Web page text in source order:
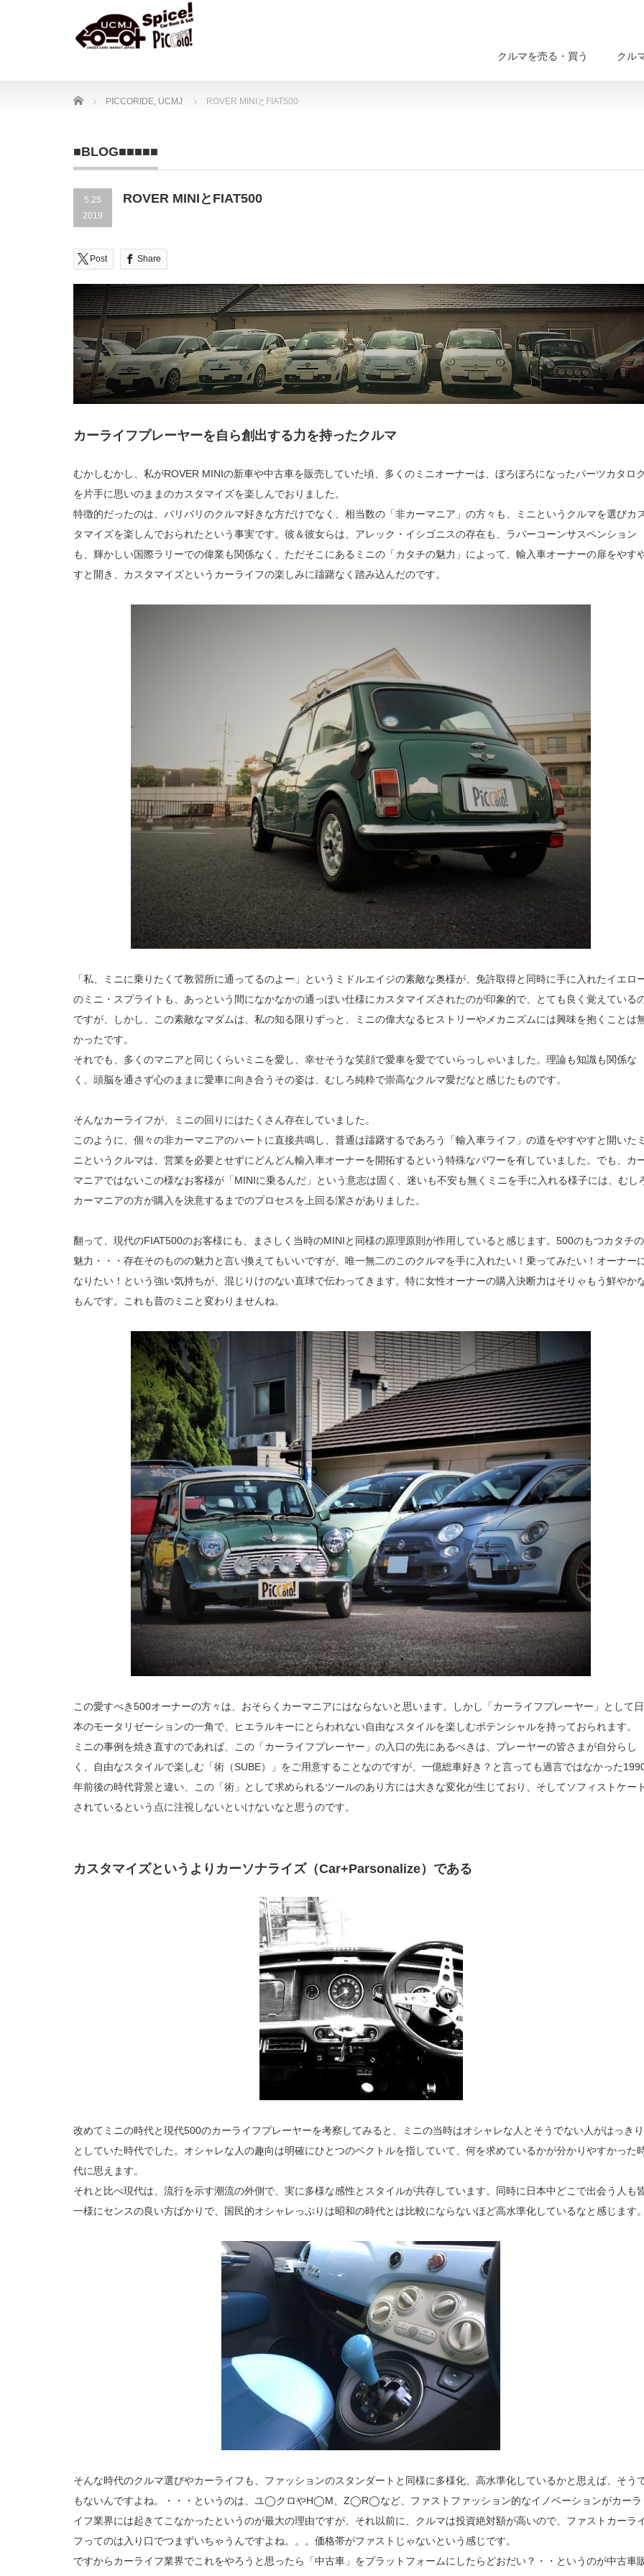
クルマを売る・買う クル
Home PICCORIDE, UCMJ ROVER MINIとFIAT500
■BLOG■■■■■
5.25
2019
ROVER MINIとFIAT500
Post Share
カーライフプレーヤーを自ら創出する力を持ったクルマ
むかしむかし、私がROVER MINIの新車や中古車を販売していた頃、多くのミニオーナーは、ぼろぼろになったパーツカタロ
を片手に思いのままのカスタマイズを楽しんでおりました。
特徴的だったのは、バリバリのクルマ好きな方だけでなく、相当数の「非カーマニア」の方々も、ミニというクルマを選びカ
タマイズを楽しんでおられたという事実です。彼＆彼女らは、アレック・イシゴニスの存在も、ラバーコーンサスペンション
も、輝かしい国際ラリーでの偉業も関係なく、ただそこにあるミニの「カタチの魅力」によって、輸入車オーナーの扉をやす
すと開き、カスタマイズというカーライフの楽しみに躊躇なく踏み込んだのです。
「私、ミニに乗りたくて教習所に通ってるのよー」というミドルエイジの素敵な奥様が、免許取得と同時に手に入れたイエロ
のミニ・スプライトも、あっという間になかなかの通っぽい仕様にカスタマイズされたのが印象的で、とても良く覚えている
ですが、しかし、この素敵なマダムは、私の知る限りずっと、ミニの偉大なるヒストリーやメカニズムには興味を抱くことは
かったです。
それでも、多くのマニアと同じくらいミニを愛し、幸せそうな笑顔で愛車を愛でていらっしゃいました。理論も知識も関係な
く、頭脳を通さず心のままに愛車に向き合うその姿は、むしろ純粋で崇高なクルマ愛だなと感じたものです。
そんなカーライフが、ミニの回りにはたくさん存在していました。
このように、個々の非カーマニアのハートに直接共鳴し、普通は躊躇するであろう「輸入車ライフ」の道をやすやすと開いたミ
ニというクルマは、営業を必要とせずにどんどん輸入車オーナーを開拓するという特殊なパワーを有していました。でも、カ
マニアではないこの様なお客様が「MINIに乗るんだ」という意志は固く、迷いも不安も無くミニを手に入れる様子には、むし
カーマニアの方が購入を決意するまでのプロセスを上回る潔さがありました。
翻って、現代のFIAT500のお客様にも、まさしく当時のMINIと同様の原理原則が作用していると感じます。500のもつカタチの
魅力・・・存在そのものの魅力と言い換えてもいいですが、唯一無二のこのクルマを手に入れたい！乗ってみたい！オーナー
なりたい！という強い気持ちが、混じりけのない直球で伝わってきます。特に女性オーナーの購入決断力はそりゃもう鮮やか
もんです。これも昔のミニと変わりませんね。
この愛すべき500オーナーの方々は、おそらくカーマニアにはならないと思います。しかし「カーライフプレーヤー」として日
本のモータリゼーションの一角で、ヒエラルキーにとらわれない自由なスタイルを楽しむポテンシャルを持っておられます。
ミニの事例を焼き直すのであれば、この「カーライフプレーヤー」の入口の先にあるべきは、プレーヤーの皆さまが自分らし
く、自由なスタイルで楽しむ「術（SUBE）」をご用意することなのですが、一億総車好き？と言っても過言ではなかった
年前後の時代背景と違い、この「術」として求められるツールのあり方には大きな変化が生じており、そしてソフィストケート
されているという点に注視しないといけないなと思うのです。
カスタマイズというよりカーソナライズ（Car+Parsonalize）である
改めてミニの時代と現代500のカーライフプレーヤーを考察してみると、ミニの当時はオシャレな人とそうでない人がはっきり
としていた時代でした。オシャレな人の趣向は明確にひとつのベクトルを指していて、何を求めているかが分かりやすかった
代に思えます。
それと比べ現代は、流行を示す潮流の外側で、実に多様な感性とスタイルが共存しています。同時に日本中どこで出会う人も
一様にセンスの良い方ばかりで、国民的オシャレっぷりは昭和の時代とは比較にならないほど高水準化しているなと感じます。
そんな時代のクルマ選びやカーライフも、ファッションのスタンダートと同様に多様化、高水準化しているかと思えば、そう
もないんですよね。・・・というのは、ユ◯クロやH◯M、Z◯R◯など、ファストファッション的なイノベーションがカーラ
イフ業界には起きてこなかったというのが最大の理由ですが、それ以前に、クルマは投資絶対額が高いので、ファストカーラ
フってのは入り口でつまずいちゃうんですよね。。。価格帯がファストじゃないという感じです。
ですからカーライフ業界でこれをやろうと思ったら「中古車」をプラットフォームにしたらどおだい？・・というのが中古車